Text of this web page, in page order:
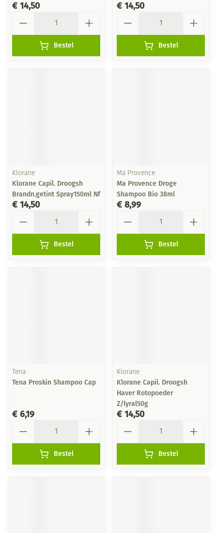
€ 14,50
Bestel
€ 14,50
Bestel
Klorane
Klorane Capil. Droogsh
Brandn.getint Spray150ml Nf
€ 14,50
Bestel
Ma Provence
Ma Provence Droge
Shampoo Bio 38ml
€ 8,99
Bestel
Tena
Tena Proskin Shampoo Cap
€ 6,19
Bestel
Klorane
Klorane Capil. Droogsh
Haver Rotopoeder
Z/lyral50g
€ 14,50
Bestel